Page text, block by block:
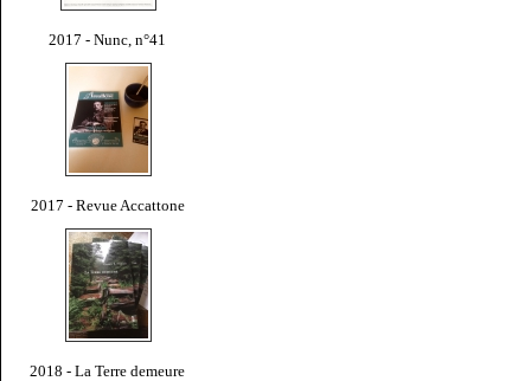
2017 - Nunc, n°41
2017 - Revue Accattone
2018 - La Terre demeure